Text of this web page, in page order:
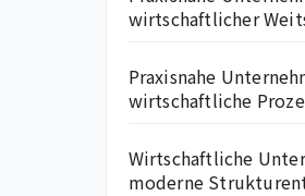
wirtschaftlicher
Praxisnahe
wirtschaftliche
Wirtschaftliche
moderne